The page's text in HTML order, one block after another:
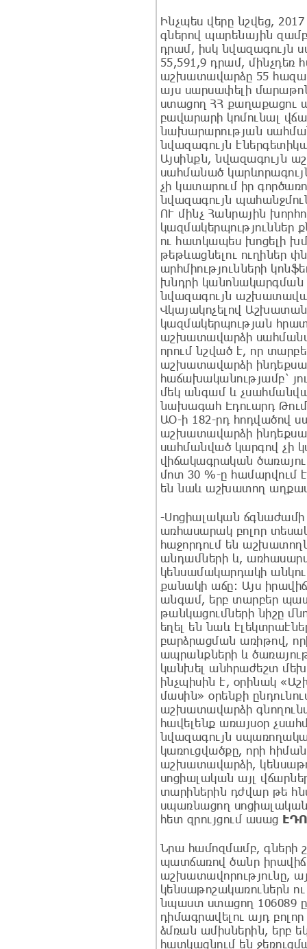
Ինչպես վերը նշվեց,
գներով պարենային
դրամ, իսկ նվազագույն
55,591,9 դրամ, մինչդեռ
աշխատավարձը 55
այս սարսափելի
ստացող ՀՀ
բավարարի կոմունալ
նախարարության
նվազագույն
Այսինքն, նվազագույն
սահմանած
չի կատարում իր
նվազագույն
ՈՒ մինչ Հանրային
կազմակերպություններ
ու հատկապես խոցելի
թեթևացնելու ուղիներ
արհմիությունների
խնդրի կանոնակարգման
նվազագույն
Վկայակոչելով
կազմակերպության
աշխատավարձի
որում նշված է, որ
աշխատավարձի
հաճախականությամբ՝
մեկ անգամ և
նախագահ Էդուարդ
ԱՕ-ի 182-րդ հոդվածով
աշխատավարձի
սահմանված կարգով չի
վիճակագրական
մոտ 30 %-ը համարվում
են նաև աշխատող
-Սոցիալական
առհասարակ բոլոր
հաջորդում են
անդամների և,
կենսամակարդակի
քանակի աճը: Այս
անգամ, երբ տարբեր
թանկացումների նիշը
եղել են նաև
բարձրացման առիթով,
ապրանքների և
կանխել անհրաժեշտ
ինչպիսին է, օրինակ
մասին» օրենքի
աշխատավարձի
հավելենք առայսօր
նվազագույն
կառուցվածքը, որի
աշխատավարձի,
սոցիալական այլ
տարիներին դժվար թե
սպառնացող
հետ զրույցում ասաց
Նրա համոզմամբ, գների
պատճառով ծանր
աշխատավորությունը,
կենսաթոշակառուներն
նպաստ ստացող 106089
դիմագրավելու այդ
ձմռան ամիսներին, երբ
հատկացնում են